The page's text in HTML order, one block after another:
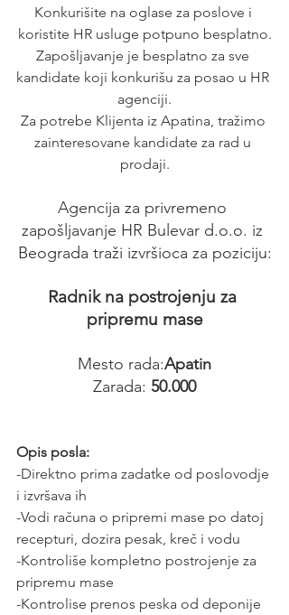
Konkurišite na oglase za poslove i
koristite HR usluge potpuno besplatno.
Zapošljavanje je besplatno za sve
kandidate koji konkurišu za posao u HR
agenciji.
Za potrebe Klijenta iz Apatina, tražimo
zainteresovane kandidate za rad u
prodaji.
Agencija za privremeno
zapošljavanje HR Bulevar d.o.o. iz
Beograda traži izvršioca za poziciju:
Radnik na postrojenju za
pripremu mase
Mesto rada:Apatin
Zarada: 50.000
Opis posla:
-Direktno prima zadatke od poslovodje
i izvršava ih
-Vodi računa o pripremi mase po datoj
recepturi, dozira pesak, kreč i vodu
-Kontroliše kompletno postrojenje za
pripremu mase
-Kontrolise prenos peska od deponije